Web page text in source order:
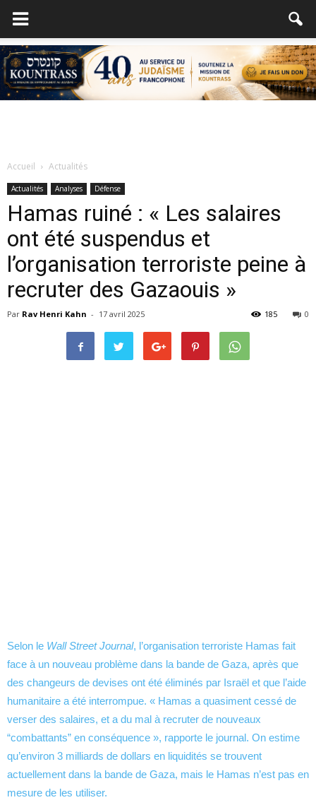
Accueil Actualités
Actualités Analyses Défense
Hamas ruiné : « Les salaires
ont été suspendus et
l’organisation terroriste peine à
recruter des Gazaouis »
Par Rav Henri Kahn - 17 avril 2025 0
185
Selon le Wall Street Journal, l’organisation terroriste Hamas fait
face à un nouveau problème dans la bande de Gaza, après que
des changeurs de devises ont été éliminés par Israël et que l’aide
humanitaire a été interrompue. « Hamas a quasiment cessé de
verser des salaires, et a du mal à recruter de nouveaux
“combattants” en conséquence », rapporte le journal. On estime
qu’environ 3 milliards de dollars en liquidités se trouvent
actuellement dans la bande de Gaza, mais le Hamas n’est pas en
mesure de les utiliser.